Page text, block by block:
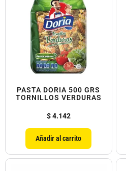
PASTA DORIA 500 GRS
TORNILLOS VERDURAS
$4.142
Añadir al carrito